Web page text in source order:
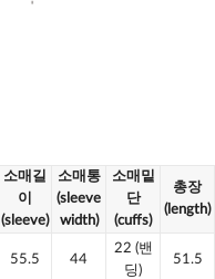
소매길
이
(sleeve)
소매통
(sleeve
width)
소매밑
단
(cuffs)
총장
(length)
55.5 44
22 (밴
딩)
51.5